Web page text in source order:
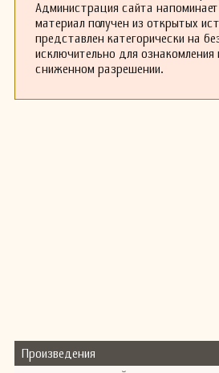
Администрация сайта
материал получен из открытых
представлен категорически на
исключительно для ознакомления
сниженном разрешении.
Произведения